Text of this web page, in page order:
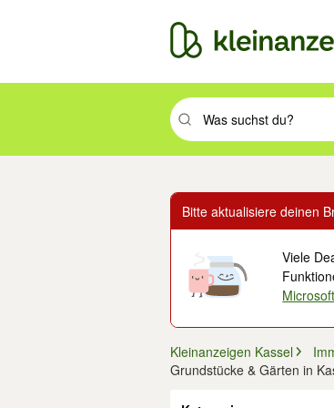
Suchbegriff eingeben.
Bitte aktualisiere deinen
Viele
Kleinanzeigen Kassel
Grundstücke & Gärten in